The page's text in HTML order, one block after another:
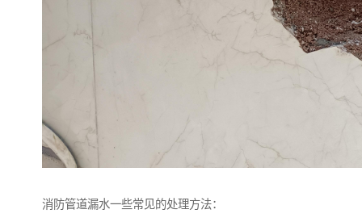
消防管道漏水一些常见的处理方法：